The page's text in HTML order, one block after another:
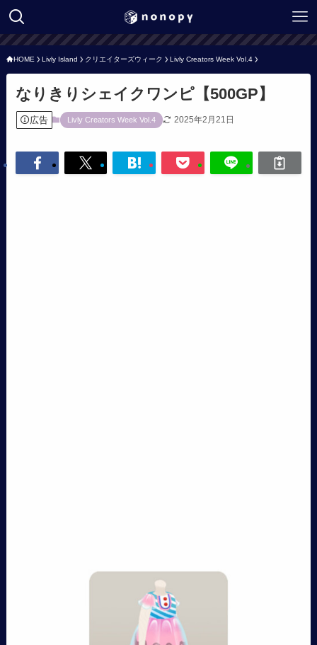
HOME Livly Island クリエイターズウィーク Livly Creators Week Vol.4
なりきりシェイクワンピ【500GP】
広告 Livly Creators Week Vol.4 2025年2月21日